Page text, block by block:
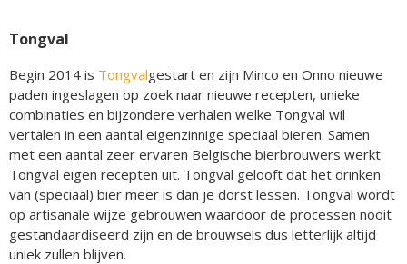
Tongval
Begin 2014 is Tongvalgestart en zijn Minco en Onno nieuwe
paden ingeslagen op zoek naar nieuwe recepten, unieke
combinaties en bijzondere verhalen welke Tongval wil
vertalen in een aantal eigenzinnige speciaal bieren. Samen
met een aantal zeer ervaren Belgische bierbrouwers werkt
Tongval eigen recepten uit. Tongval gelooft dat het drinken
van (speciaal) bier meer is dan je dorst lessen. Tongval wordt
op artisanale wijze gebrouwen waardoor de processen nooit
gestandaardiseerd zijn en de brouwsels dus letterlijk altijd
uniek zullen blijven.